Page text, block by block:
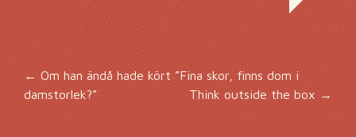
Inläggsnavigering
← Om han ändå hade kört ”Fina skor, finns dom i
damstorlek?”
Think outside the box →